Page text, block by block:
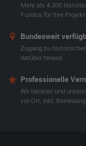
Mehr als 4.300
Fundus für Ihre
Bundesweit
Zugang zu
darüber hinaus.
Professionelle
Wir beraten und
vor Ort, inkl.